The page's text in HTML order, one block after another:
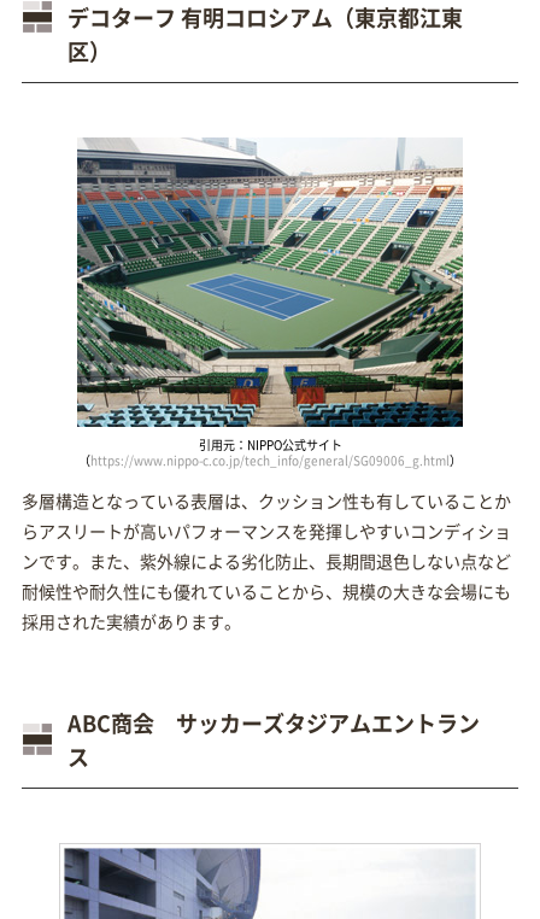
デコターフ 有明コロシアム（東京都江東
区）
引用元：NIPPO公式サイト
（https://www.nippo-c.co.jp/tech_info/general/SG09006_g.html）
多層構造となっている表層は、クッション性も有していることか
らアスリートが高いパフォーマンスを発揮しやすいコンディショ
ンです。また、紫外線による劣化防止、長期間退色しない点など
耐候性や耐久性にも優れていることから、規模の大きな会場にも
採用された実績があります。
ABC商会 サッカーズタジアムエントラン
ス